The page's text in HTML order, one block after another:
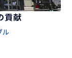
貢献
ル